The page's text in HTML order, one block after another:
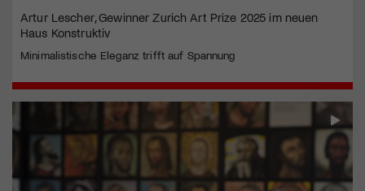
Artur Lescher, Gewinner Zurich Art Prize 2025 im neuen
Haus Konstruktiv
Minimalistische Eleganz trifft auf Spannung